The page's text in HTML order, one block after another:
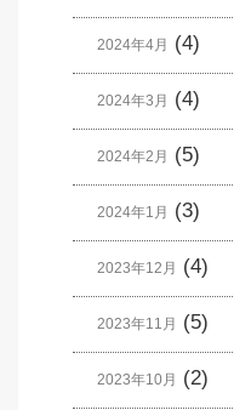
2024年4月 (4)
2024年3月 (4)
2024年2月 (5)
2024年1月 (3)
2023年12月 (4)
2023年11月 (5)
2023年10月 (2)